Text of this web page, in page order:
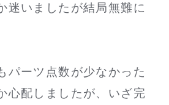
迷いましたが結局無難に
パーツ点数が少なかった
心配しましたが、いざ完